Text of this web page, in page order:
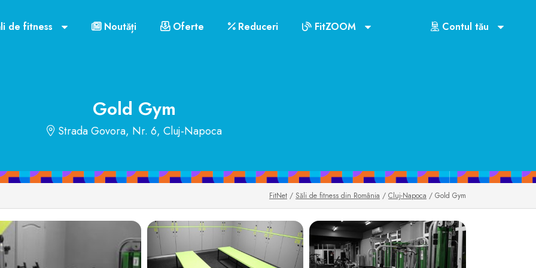
de fitness Noutăți Oferte Reduceri FitZOOM Contul tău
Gold Gym
Strada Govora, Nr. 6, Cluj-Napoca
FitNet / Săli de fitness din România / Cluj-Napoca / Gold Gym
Orar funcționare